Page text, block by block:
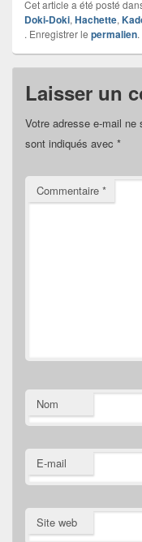
Cet article a été posté
Doki-Doki, Hachette,
. Enregistrer le permalien.
Laisser un
Votre adresse e-mail ne
sont indiqués avec *
Commentaire *
Nom
E-mail
Site web